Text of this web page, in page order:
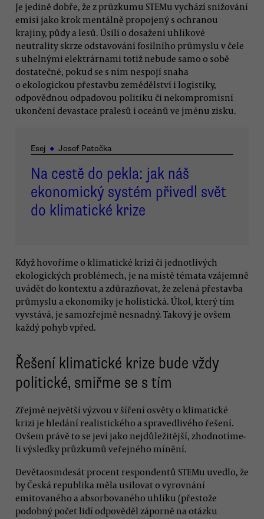
Je jedině dobře, že z průzkumu STEMu vychází snižování
emisí jako krok mentálně propojený s ochranou
krajiny, půdy a lesů. Úsilí o dosažení uhlíkové
neutrality skrze odstavování fosilního průmyslu v čele
s uhelnými elektrárnami totiž nebude samo o sobě
dostatečné, pokud se s ním nespojí snaha
o ekologickou přestavbu zemědělství i logistiky,
odpovědnou odpadovou politiku či nekompromisní
ukončení devastace pralesů i oceánů ve jménu zisku.
Esej ● Josef Patočka
Na cestě do pekla: jak náš
ekonomický systém přivedl svět
do klimatické krize
Když hovoříme o klimatické krizi či jednotlivých
ekologických problémech, je na místě témata vzájemně
uvádět do kontextu a zdůrazňovat, že zelená přestavba
průmyslu a ekonomiky je holistická. Úkol, který tím
vyvstává, je samozřejmě nesnadný. Takový je ovšem
každý pohyb vpřed.
Řešení klimatické krize bude vždy
politické, smiřme se s tím
Zřejmě největší výzvou v šíření osvěty o klimatické
krizi je hledání realistického a spravedlivého řešení.
Ovšem právě to se jeví jako nejdůležitější, zhodnotíme-
li výsledky průzkumů veřejného mínění.
Devětaosmdesát procent respondentů STEMu uvedlo, že
by Česká republika měla usilovat o vyrovnání
emitovaného a absorbovaného uhlíku (přestože
podobný počet lidí odpověděl záporně na otázku